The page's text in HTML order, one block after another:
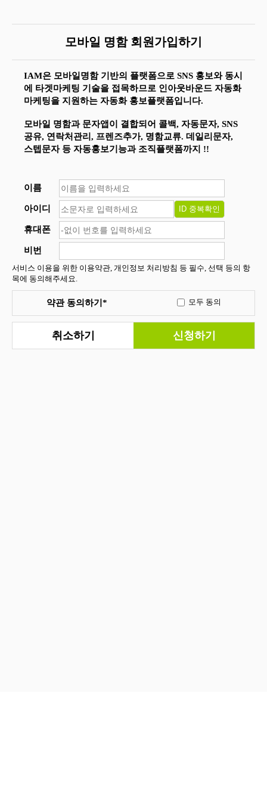
모바일 명함 회원가입하기
IAM은 모바일명함 기반의 플랫폼으로 SNS 홍보와 동시
에 타겟마케팅 기술을 접목하므로 인아웃바운드 자동화
마케팅을 지원하는 자동화 홍보플랫폼입니다.
모바일 명함과 문자앱이 결합되어 콜백, 자동문자, SNS
공유, 연락처관리, 프렌즈추가, 명함교류. 데일리문자,
스텝문자 등 자동홍보기능과 조직플랫폼까지 !!
이름
아이디
휴대폰
비번
서비스 이용을 위한 이용약관, 개인정보 처리방침 등 필수, 선택 등의 항
목에 동의해주세요.
약관 동의하기* 모두 동의
취소하기 신청하기